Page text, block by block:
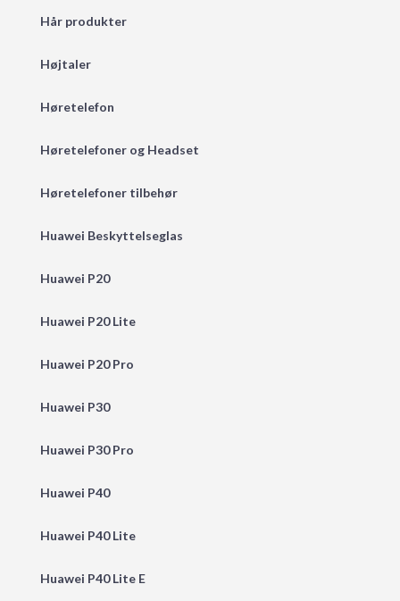
Hår produkter
Højtaler
Høretelefon
Høretelefoner og Headset
Høretelefoner tilbehør
Huawei Beskyttelseglas
Huawei P20
Huawei P20 Lite
Huawei P20 Pro
Huawei P30
Huawei P30 Pro
Huawei P40
Huawei P40 Lite
Huawei P40 Lite E